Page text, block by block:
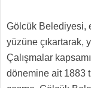
Gölcük Belediyesi,
yüzüne çıkartarak,
Çalışmalar
dönemine ait 1883